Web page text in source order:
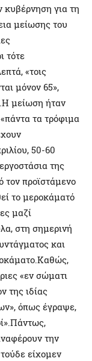
κυβέρνηση για τη
μείωσης του
τότε
«τοις
μόνον 65»,
μείωση ήταν
τα τρόφιμα
50-60
της
τον προϊστάμενο
το μεροκάματό
μαζί
στη σημερινή
και
«εν σώματι
της ιδίας
όπως έγραψε,
την
είχομεν